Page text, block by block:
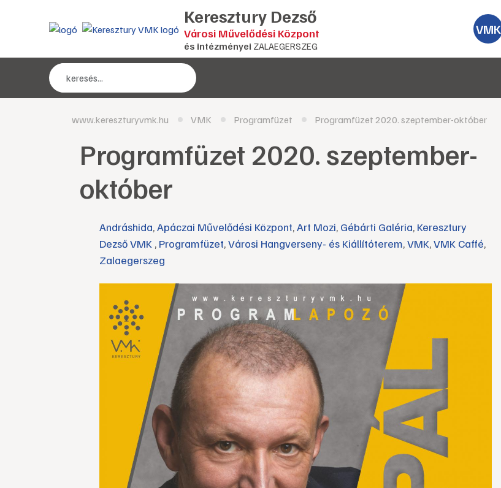
Keresztury Dezső
Városi Művelődési Központ
és intézményei ZALAEGERSZEG
VMK
www.kereszturyvmk.hu VMK Programfüzet Programfüzet 2020. szeptember-október
Programfüzet 2020. szeptember-
október
Andráshida,Apáczai Művelődési Központ,Art Mozi, Gébárti Galéria, Keresztury
Dezső VMK , Programfüzet,Városi Hangverseny- és Kiállítóterem,VMK,VMK Caffé,
Zalaegerszeg